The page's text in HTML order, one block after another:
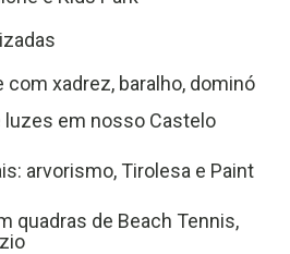
com xadrez, baralho, dominó
luzes em nosso Castelo
arvorismo, Tirolesa e Paint
quadras de Beach Tennis,